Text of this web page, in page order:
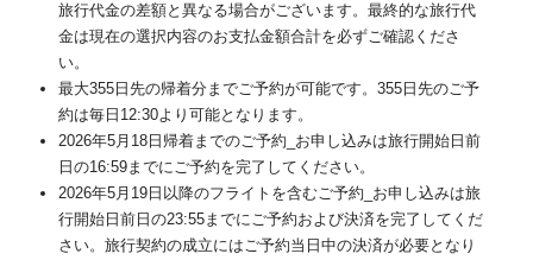
旅行代金の差額と異なる場合がございます。最終的な旅行代
金は現在の選択内容のお支払金額合計を必ずご確認くださ
い。
最大355日先の帰着分までご予約が可能です。355日先のご予
約は毎日12:30より可能となります。
2026年5月18日帰着までのご予約_お申し込みは旅行開始日前
日の16:59までにご予約を完了してください。
2026年5月19日以降のフライトを含むご予約_お申し込みは旅
行開始日前日の23:55までにご予約および決済を完了してくだ
さい。旅行契約の成立にはご予約当日中の決済が必要となり